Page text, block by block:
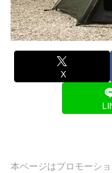
X
本ページはプロモーシ